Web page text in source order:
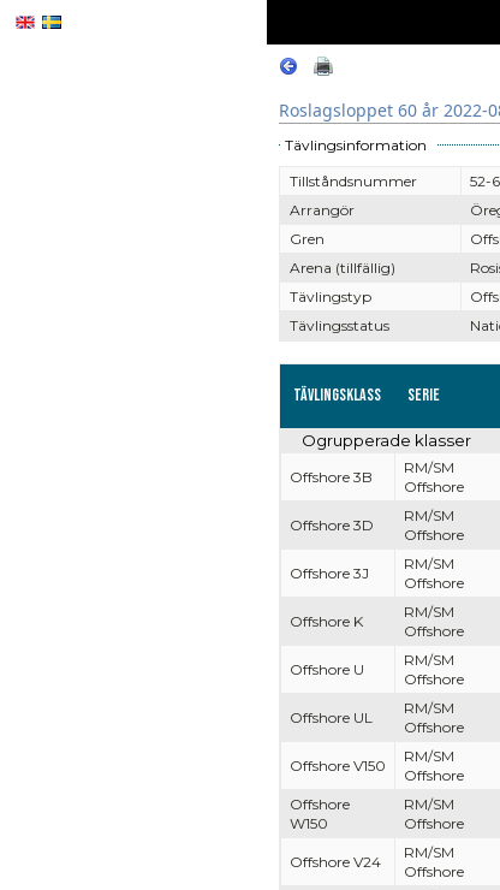
Roslagsloppet 60 år 2022-
Tävlingsinformation
Tillståndsnummer
52-6
Arrangör
Gren
Arena (tillfällig)
Tävlingstyp
Tävlingsstatus
Tävlingsklass Serie
Ogrupperade klasser
Offshore 3B
RM/SM
Offshore
Offshore 3D
RM/SM
Offshore
Offshore 3J
RM/SM
Offshore
Offshore K
RM/SM
Offshore
Offshore U
RM/SM
Offshore
Offshore UL
RM/SM
Offshore
Offshore V150
RM/SM
Offshore
Offshore
W150
RM/SM
Offshore
Offshore V24
RM/SM
Offshore